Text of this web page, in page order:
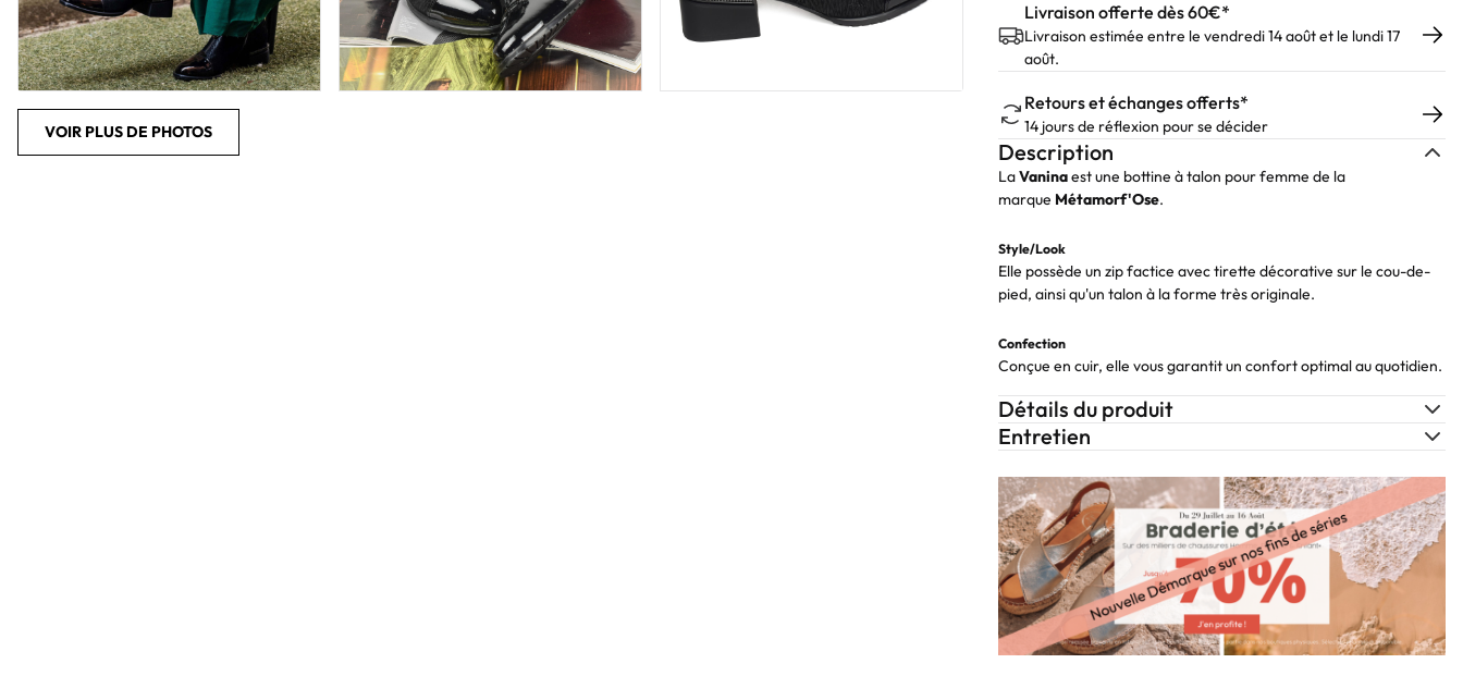
VOIR PLUS DE PHOTOS
Livraison offerte dès 60€*
Livraison estimée entre le vendredi 14 août et le lundi 17
août.
Retours et échanges offerts*
14 jours de réflexion pour se décider
Description
LaVaninaest une bottine à talon pour femme de la
marque Métamorf'Ose.
Style/Look
Elle possède un zip factice avec tirette décorative sur le cou-de-
pied, ainsi qu'un talon à la forme très originale.
Confection
Conçue en cuir, elle vous garantit un confort optimal au quotidien.
Détails du produit
Entretien